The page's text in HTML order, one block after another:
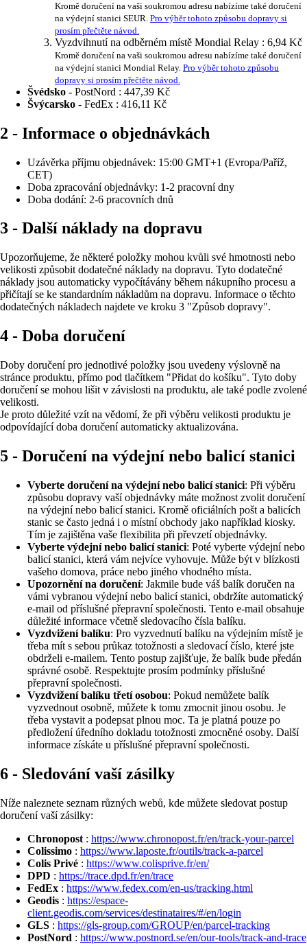
Kromě doručení na vaši soukromou adresu nabízíme také doručení
na výdejní stanici SEUR. Pro výběr tohoto způsobu dopravy si
prosím přečtěte návod.
Vyzdvihnutí na odběrném místě Mondial Relay : 6,94 Kč
Kromě doručení na vaši soukromou adresu nabízíme také doručení
na výdejní stanici Mondial Relay. Pro výběr tohoto způsobu
dopravy si prosím přečtěte návod.
Švédsko - PostNord : 447,39 Kč
Švýcarsko - FedEx : 416,11 Kč
2 - Informace o objednávkách
Uzávěrka příjmu objednávek: 15:00 GMT+1 (Evropa/Paříž,
CET)
Doba zpracování objednávky: 1-2 pracovní dny
Doba dodání: 2-6 pracovních dnů
3 - Další náklady na dopravu
Upozorňujeme, že některé položky mohou kvůli své hmotnosti nebo
velikosti způsobit dodatečné náklady na dopravu. Tyto dodatečné
náklady jsou automaticky vypočítávány během nákupního procesu a
přičítají se ke standardním nákladům na dopravu. Informace o těchto
dodatečných nákladech najdete ve kroku 3 "Způsob dopravy".
4 - Doba doručení
Doby doručení pro jednotlivé položky jsou uvedeny výslovně na
stránce produktu, přímo pod tlačítkem "Přidat do košíku". Tyto doby
doručení se mohou lišit v závislosti na produktu, ale také podle zvolené
velikosti.
Je proto důležité vzít na vědomí, že při výběru velikosti produktu je
odpovídající doba doručení automaticky aktualizována.
5 - Doručení na výdejní nebo balicí stanici
Vyberte doručení na výdejní nebo balicí stanici: Při výběru
způsobu dopravy vaší objednávky máte možnost zvolit doručení
na výdejní nebo balicí stanici. Kromě oficiálních pošt a balicích
stanic se často jedná i o místní obchody jako například kiosky.
Tím je zajištěna vaše flexibilita při převzetí objednávky.
Vyberte výdejní nebo balicí stanici: Poté vyberte výdejní nebo
balicí stanici, která vám nejvíce vyhovuje. Může být v blízkosti
vašeho domova, práce nebo jiného vhodného místa.
Upozornění na doručení: Jakmile bude váš balík doručen na
vámi vybranou výdejní nebo balicí stanici, obdržíte automatický
e-mail od příslušné přepravní společnosti. Tento e-mail obsahuje
důležité informace včetně sledovacího čísla balíku.
Vyzdvižení balíku: Pro vyzvednutí balíku na výdejním místě je
třeba mít s sebou průkaz totožnosti a sledovací číslo, které jste
obdrželi e-mailem. Tento postup zajišťuje, že balík bude předán
správné osobě. Respektujte prosím podmínky příslušné
přepravní společnosti.
Vyzdvižení balíku třetí osobou: Pokud nemůžete balík
vyzvednout osobně, můžete k tomu zmocnit jinou osobu. Je
třeba vystavit a podepsat plnou moc. Ta je platná pouze po
předložení úředního dokladu totožnosti zmocněné osoby. Další
informace získáte u příslušné přepravní společnosti.
6 - Sledování vaší zásilky
Níže naleznete seznam různých webů, kde můžete sledovat postup
doručení vaší zásilky:
Chronopost : https://www.chronopost.fr/en/track-your-parcel
Colissimo : https://www.laposte.fr/outils/track-a-parcel
Colis Privé : https://www.colisprive.fr/en/
DPD : https://trace.dpd.fr/en/trace
FedEx : https://www.fedex.com/en-us/tracking.html
Geodis : https://espace-
client.geodis.com/services/destinataires/#/en/login
GLS : https://gls-group.com/GROUP/en/parcel-tracking
PostNord : https://www.postnord.se/en/our-tools/track-and-trace